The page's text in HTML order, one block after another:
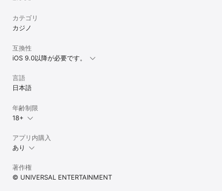
またアカウントのログイン情報が正しく処理されていない可能性が
その際お手数お掛け致しますが、現在のアカウントよりログアウト
していただき、再度アプリをご購入頂いたアカウントにてログイン
©ギルティクラウン製作委員会
©UNIVERSAL ENTERTAINMENT
JASRAC許諾番号一覧
https://faq.universal-777.com/jasrac/
カテゴリ
カジノ
互換性
iOS 9.0以降が必要です。
言語
日本語
年齢制限
18+
アプリ内購入
あり
著作権
© UNIVERSAL ENTERTAINMENT